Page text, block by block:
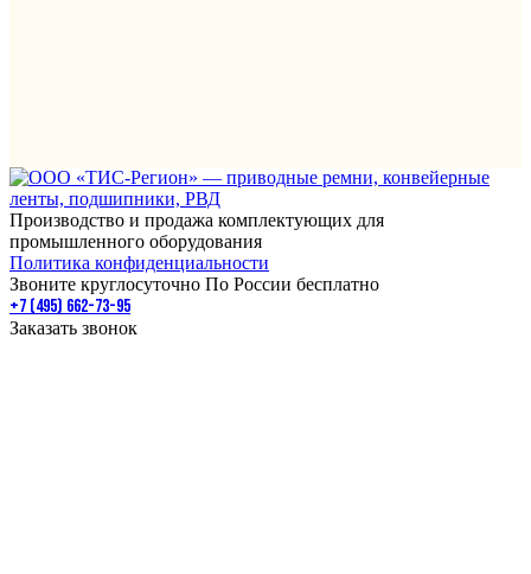
Производство и продажа комплектующих для
промышленного оборудования
Политика конфиденциальности
Звоните круглосуточно По России бесплатно
+7 (495) 662-73-95
Заказать звонок